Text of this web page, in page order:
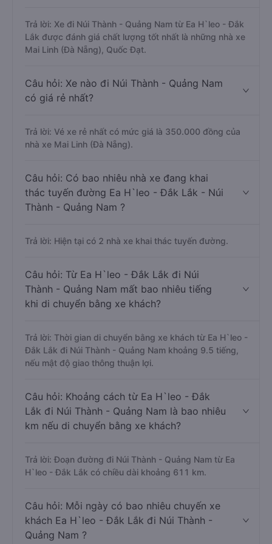
Trả lời: Xe đi Núi Thành - Quảng Nam từ Ea H`leo - Đắk
Lắk được đánh giá chất lượng tốt nhất là những nhà xe
Mai Linh (Đà Nẵng), Quốc Đạt.
Câu hỏi: Xe nào đi Núi Thành - Quảng Nam
có giá rẻ nhất?
Trả lời: Vé xe rẻ nhất có mức giá là 350.000 đồng của
nhà xe Mai Linh (Đà Nẵng).
Câu hỏi: Có bao nhiêu nhà xe đang khai
thác tuyến đường Ea H`leo - Đắk Lắk - Núi
Thành - Quảng Nam ?
Trả lời: Hiện tại có 2 nhà xe khai thác tuyến đường.
Câu hỏi: Từ Ea H`leo - Đắk Lắk đi Núi
Thành - Quảng Nam mất bao nhiêu tiếng
khi di chuyển bằng xe khách?
Trả lời: Thời gian di chuyển bằng xe khách từ Ea H`leo -
Đắk Lắk đi Núi Thành - Quảng Nam khoảng 9.5 tiếng,
nếu mật độ giao thông thuận lợi.
Câu hỏi: Khoảng cách từ Ea H`leo - Đắk
Lắk đi Núi Thành - Quảng Nam là bao nhiêu
km nếu di chuyển bằng xe khách?
Trả lời: Đoạn đường đi Núi Thành - Quảng Nam từ Ea
H`leo - Đắk Lắk có chiều dài khoảng 611 km.
Câu hỏi: Mỗi ngày có bao nhiêu chuyến xe
khách Ea H`leo - Đắk Lắk đi Núi Thành -
Quảng Nam ?